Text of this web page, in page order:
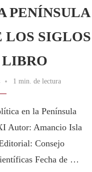
PENÍNSULA
LOS SIGLOS
1 min. de lectura
en la Península
Autor: Amancio Isla
Consejo
Fecha de …